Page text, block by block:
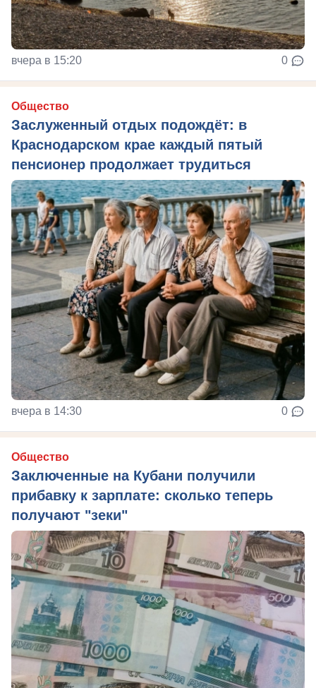
вчера в 15:20 0
Общество
Заслуженный отдых подождёт: в
Краснодарском крае каждый пятый
пенсионер продолжает трудиться
вчера в 14:30 0
Общество
Заключенные на Кубани получили
прибавку к зарплате: сколько теперь
получают "зеки"